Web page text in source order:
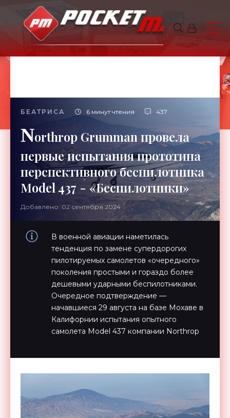
БЕАТРИСА 6 минут чтения 437
Northrop Grumman провела
первые испытания прототипа
перспективного беспилотника
Model 437 - «Беспилотники»
Добавлено: 02 сентября 2024
В военной авиации наметилась
тенденция по замене супердорогих
пилотируемых самолетов «очередного»
поколения простыми и гораздо более
дешевыми ударными беспилотниками.
Очередное подтверждение —
начавшиеся 29 августа на базе Мохаве в
Калифорнии испытания опытного
самолета Model 437 компании Northrop